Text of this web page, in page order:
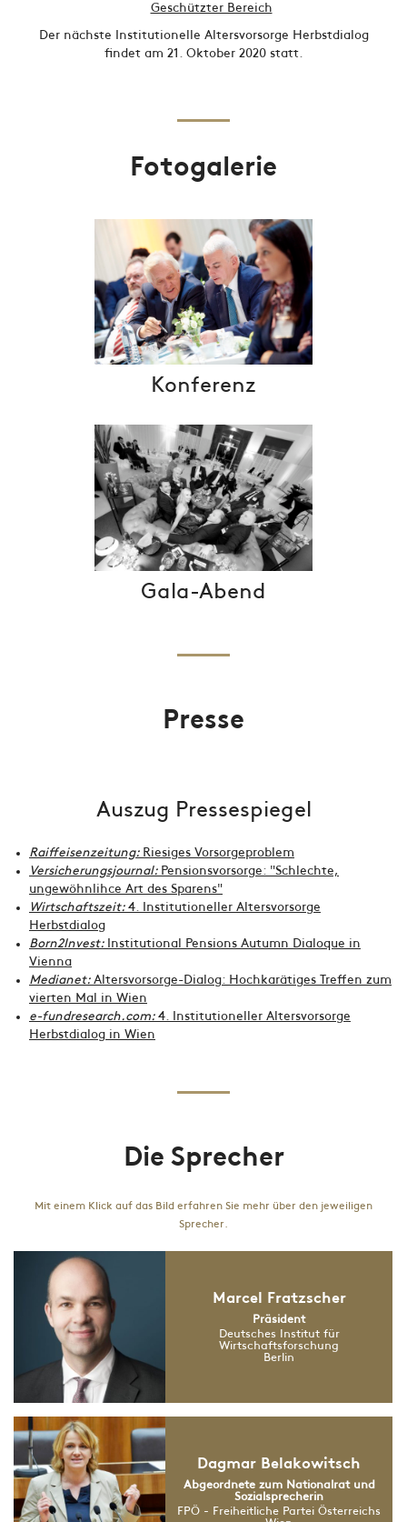
Geschützter Bereich
Der nächste Institutionelle Altersvorsorge Herbstdialog
findet am 21. Oktober 2020 statt.
Fotogalerie
Konferenz
Gala-Abend
Presse
Auszug Pressespiegel
Raiffeisenzeitung: Riesiges Vorsorgeproblem
Versicherungsjournal: Pensionsvorsorge: "Schlechte,
ungewöhnlihce Art des Sparens"
Wirtschaftszeit: 4. Institutioneller Altersvorsorge
Herbstdialog
Born2Invest:
Institutional Pensions Autumn Dialoque in
Vienna
Medianet: Altersvorsorge-Dialog: Hochkarätiges Treffen zum
vierten Mal in Wien
e-fundresearch.com: 4. Institutioneller Altersvorsorge
Herbstdialog in Wien
Die Sprecher
Mit einem Klick auf das Bild erfahren Sie mehr über den jeweiligen
Sprecher.
Marcel Fratzscher
Präsident
Deutsches Institut für
Wirtschaftsforschung
Berlin
Dagmar Belakowitsch
Abgeordnete zum Nationalrat und
Sozialsprecherin
FPÖ - Freiheitliche Partei Österreichs